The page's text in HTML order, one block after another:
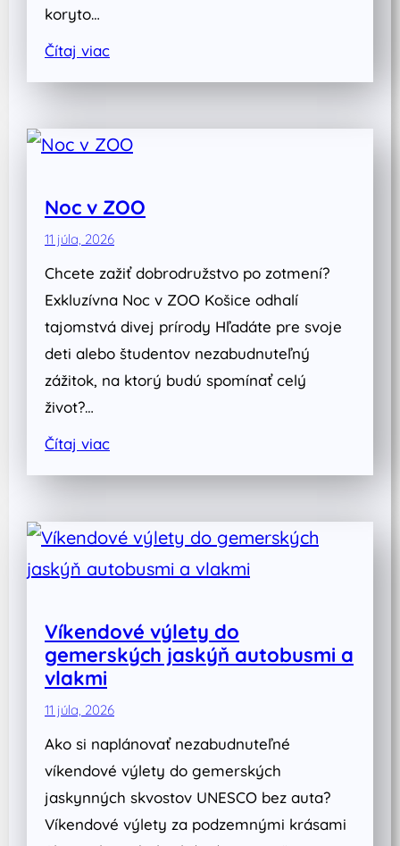
koryto…
Čítaj viac
Noc v ZOO
11 júla, 2026
Chcete zažiť dobrodružstvo po zotmení?
Exkluzívna Noc v ZOO Košice odhalí
tajomstvá divej prírody Hľadáte pre svoje
deti alebo študentov nezabudnuteľný
zážitok, na ktorý budú spomínať celý
život?…
Čítaj viac
Víkendové výlety do
gemerských jaskýň autobusmi a
vlakmi
11 júla, 2026
Ako si naplánovať nezabudnuteľné
víkendové výlety do gemerských
jaskynných skvostov UNESCO bez auta?
Víkendové výlety za podzemnými krásami